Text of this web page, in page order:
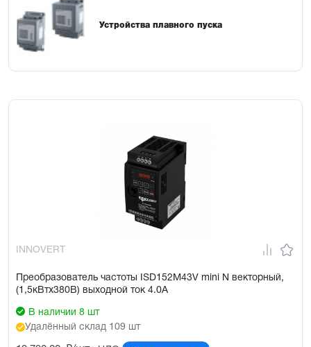
Устройства плавного пуска
INNOVERT
Преобразователь частоты ISD152M43V mini N векторный,
(1,5кВтx380В) выходной ток 4.0А
В наличии 8 шт
Удалённый склад 109 шт